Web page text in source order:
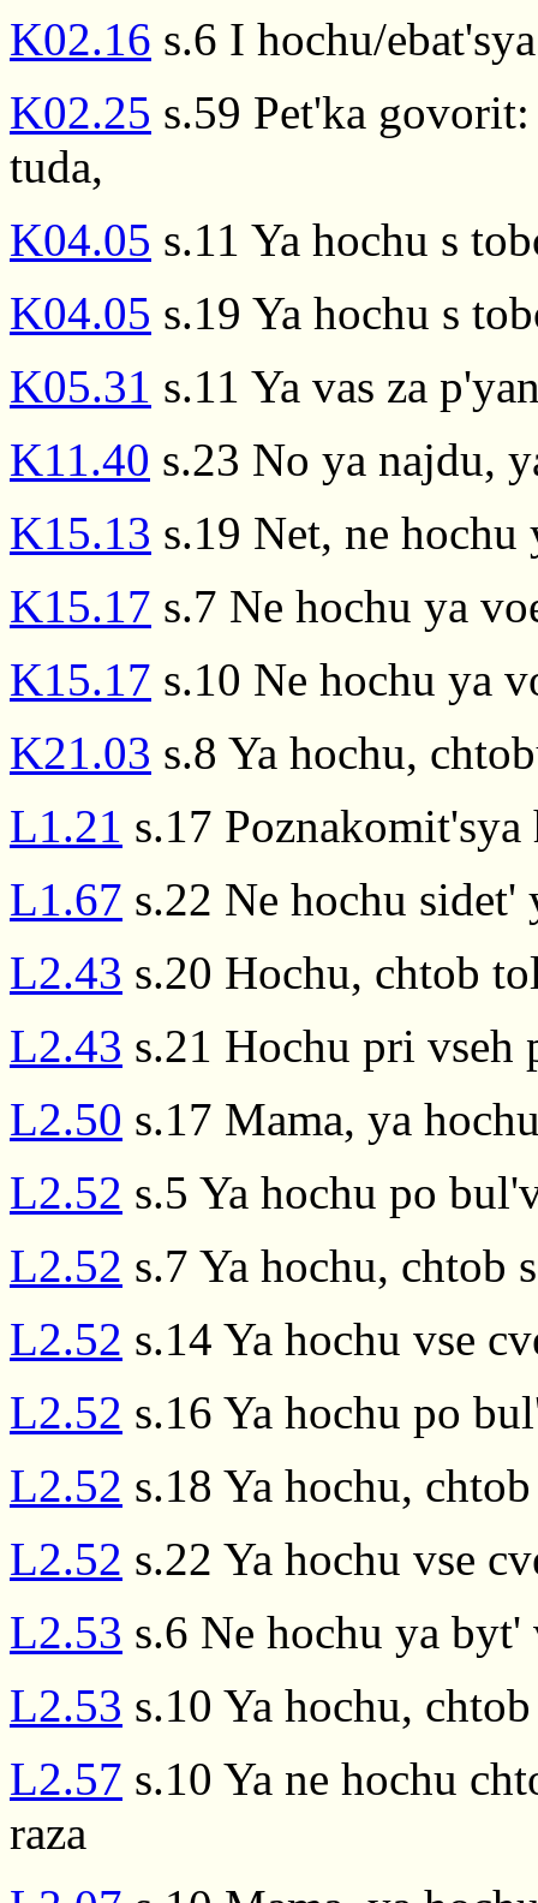
K02.16 s.6 I hochu/
K02.25 s.59 Pet'ka
tuda,
K04.05 s.11 Ya hochu s
K04.05 s.19 Ya hochu s
K05.31 s.11 Ya vas za
K11.40 s.23 No ya najdu,
K15.13 s.19 Net, ne
K15.17 s.7 Ne hochu ya
K15.17 s.10 Ne hochu ya
K21.03 s.8 Ya hochu,
L1.21 s.17 Poznakomit'sya
L1.67 s.22 Ne hochu sidet'
L2.43 s.20 Hochu, chtob
L2.43 s.21 Hochu pri vseh
L2.50 s.17 Mama, ya
L2.52 s.5 Ya hochu po
L2.52 s.7 Ya hochu, chtob
L2.52 s.14 Ya hochu vse
L2.52 s.16 Ya hochu po
L2.52 s.18 Ya hochu,
L2.52 s.22 Ya hochu vse
L2.53 s.6 Ne hochu ya byt'
L2.53 s.10 Ya hochu,
L2.57 s.10 Ya ne hochu
raza